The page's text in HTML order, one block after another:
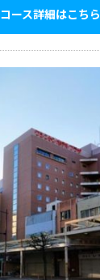
コース詳細はこちら